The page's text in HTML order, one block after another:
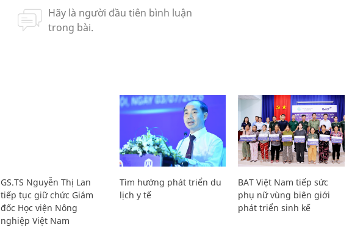
GS.TS Nguyễn Thị Lan
tiếp tục giữ chức Giám
đốc Học viện Nông
nghiệp Việt Nam
Tìm hướng phát triển du
lịch y tế
BAT Việt Nam tiếp sức
phụ nữ vùng biên giới
phát triển sinh kế